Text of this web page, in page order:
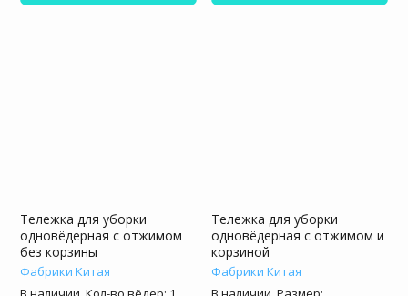
Тележка для уборки
одновёдерная с отжимом
без корзины
Фабрики Китая
Тележка для уборки
одновёдерная с отжимом и
корзиной
Фабрики Китая